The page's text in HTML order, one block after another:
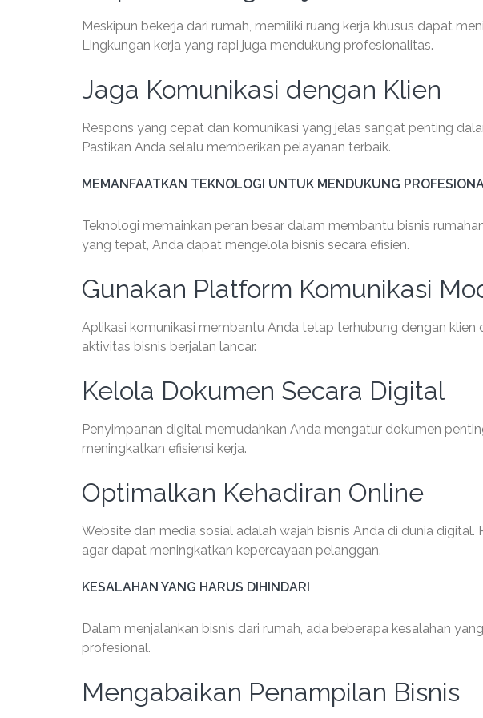
Meskipun bekerja dari rumah, memiliki ruang kerja khusus dapat
Lingkungan kerja yang rapi juga mendukung profesionalitas.
Jaga Komunikasi dengan Klien
Respons yang cepat dan komunikasi yang jelas sangat penting
Pastikan Anda selalu memberikan pelayanan terbaik.
MEMANFAATKAN TEKNOLOGI UNTUK MENDUKUNG
Teknologi memainkan peran besar dalam membantu bisnis
yang tepat, Anda dapat mengelola bisnis secara efisien.
Gunakan Platform Komunikasi
Aplikasi komunikasi membantu Anda tetap terhubung dengan klien
aktivitas bisnis berjalan lancar.
Kelola Dokumen Secara Digital
Penyimpanan digital memudahkan Anda mengatur dokumen
meningkatkan efisiensi kerja.
Optimalkan Kehadiran Online
Website dan media sosial adalah wajah bisnis Anda di dunia
agar dapat meningkatkan kepercayaan pelanggan.
KESALAHAN YANG HARUS DIHINDARI
Dalam menjalankan bisnis dari rumah, ada beberapa kesalahan
profesional.
Mengabaikan Penampilan Bisnis